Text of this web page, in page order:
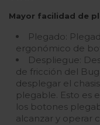
Mayor facilidad de
Plegado:
ergonómico de
Despliegue:
de fricción del
desplegar el
plegable. Esto es
los botones
alcanzar y operar